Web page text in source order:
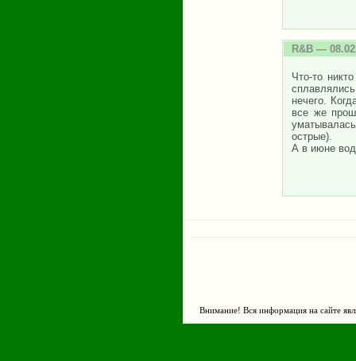
R&B —
Что-то
нечего.
все же
острые).
А в июне
Внимание! Вся информация на сайте